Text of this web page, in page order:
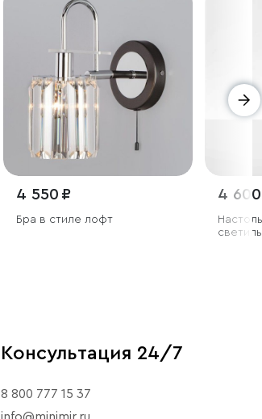
4 550 ₽
Бра в стиле лофт
4
Консультация 24/7
8 800 777 15 37
info@minimir.ru